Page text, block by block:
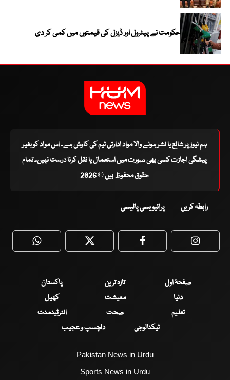
حکومت نے پیٹرول اور ڈیزل کی قیمتوں میں کمی کر دی
ہم نیوز پر شائع یا نشر ہونے والا مواد ادارتی ٹیم کی کاوش ہے۔ اس مواد کو بغیر
پیشگی اجازت کسی بھی صورت میں استعمال یا نقل کرنا درست نہیں۔ تمام
حقوق محفوظ ہیں © 2026
رابطہ کریں پرائیویسی پالیسی
WhatsApp Twitter Facebook
صفحۂ اول تازہ ترین
پاکستان
دنیا
معیشت
کھیل
تعلیم
صحت
انٹرٹینمنٹ
ٹیکنالوجی
دلچسپ و عجیب
Pakistan News in Urdu
Sports News in Urdu